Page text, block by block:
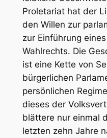
Proletariat hat der
den Willen zur
zur Einführung
Wahlrechts. Die
ist eine Kette von
bürgerlichen
persönlichen
dieses der
blättere nur einmal
letzten zehn Jahre